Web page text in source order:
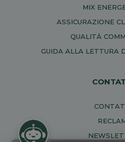
MIX
ASSICURAZIONE
QUALITÀ
GUIDA ALLA LETTURA